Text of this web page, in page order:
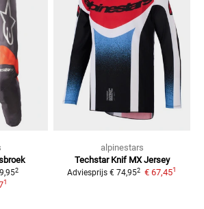
2
1
alpinestars
Techstar Knif MX Jersey
Adviesprijs € 74,952 € 67,451